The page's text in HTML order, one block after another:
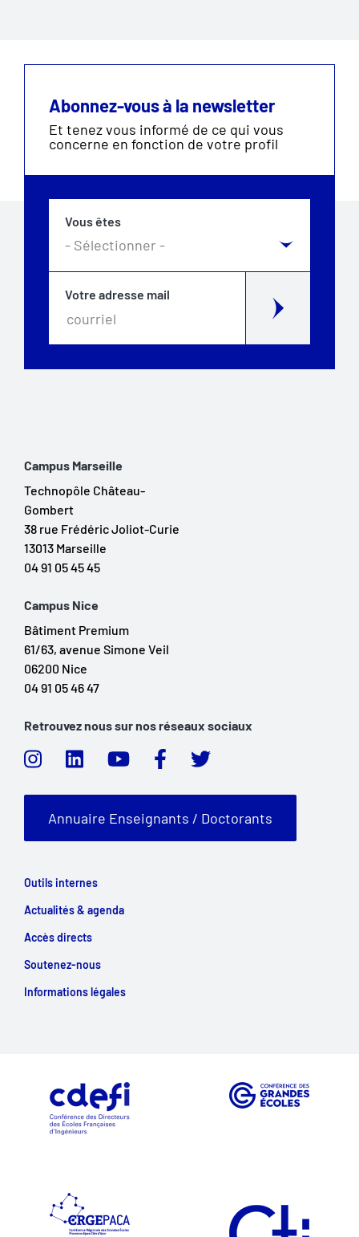
Abonnez-vous à la newsletter
Et tenez vous informé de ce qui vous
concerne en fonction de votre profil
Vous êtes
Votre adresse mail
Campus Marseille
Technopôle Château-
Gombert
38 rue Frédéric Joliot-Curie
13013 Marseille
04 91 05 45 45
Campus Nice
Bâtiment Premium
61/63, avenue Simone Veil
06200 Nice
04 91 05 46 47
Retrouvez nous sur nos réseaux sociaux
Annuaire Enseignants / Doctorants
Outils internes
Actualités & agenda
Accès directs
Soutenez-nous
Informations légales